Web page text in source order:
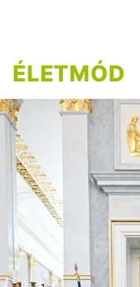
ÉLETMÓD